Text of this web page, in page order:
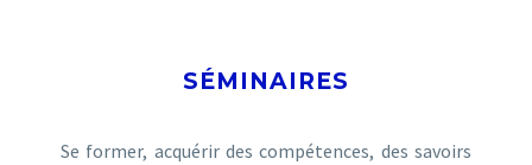
SÉMINAIRES
Se former, acquérir des compétences, des savoirs